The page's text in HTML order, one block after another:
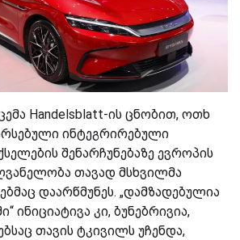
Handelsblatt-ის ცნობით, ოთხ
ინტეგრირებული
შენარჩუნებაზე ევროპის
თავად მსხვილმა
დაარწმუნეს. „დამზადებულია
ინიციატივა კი, ბუნებრივია,
თავის ტკივილს უჩენდა,